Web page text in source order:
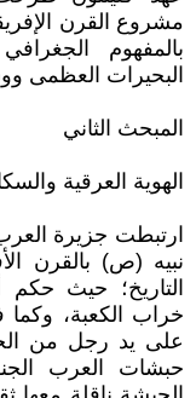
مشروع القرن
بالمفهوم
البحيرات العظمى
المبحث الثاني
الهوية العرقية
ارتبطت جزيرة
نبيه (ص) بالقرن
التاريخ؛ حيث
خراب الكعبة،
على يد رجل من
حبشات العرب